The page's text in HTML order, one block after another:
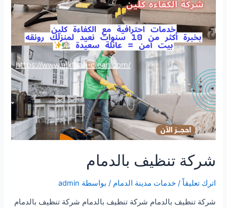
شركة تنظيف بالدمام
اترك تعليقاً /خدمات مدينة الدمام / بواسطة admin
شركة تنظيف بالدمام شركة تنظيف بالدمام شركة تنظيف بالدمام